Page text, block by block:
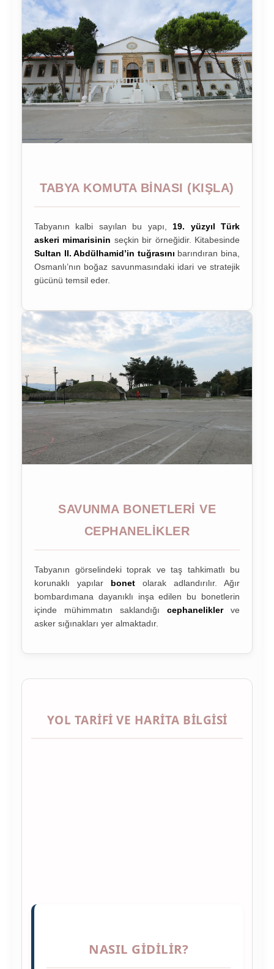
TABYA KOMUTA BINASI (KIŞLA)
Tabyanın kalbi sayılan bu yapı, 19. yüzyıl Türk
askeri mimarisinin seçkin bir örneğidir. Kitabesinde
Sultan II. Abdülhamid’in tuğrasını barındıran bina,
Osmanlı’nın boğaz savunmasındaki idari ve stratejik
gücünü temsil eder.
SAVUNMA BONETLERI VE
CEPHANELIKLER
Tabyanın görselindeki toprak ve taş tahkimatlı bu
korunaklı yapılar bonet olarak adlandırılır. Ağır
bombardımana dayanıklı inşa edilen bu bonetlerin
içinde mühimmatın saklandığı cephaneliklerve
asker sığınakları yer almaktadır.
YOL TARIFI VE HARITA BILGISI
NASIL GIDILIR?